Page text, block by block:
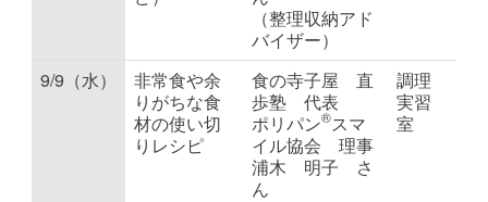
（整理収納アド
バイザー）
9/9（水）
非常食や余
りがちな食
材の使い切
りレシピ
食の寺子屋 直
歩塾 代表
ポリパン®スマ
イル協会 理事
浦木 明子 さ
ん
調理
実習
室